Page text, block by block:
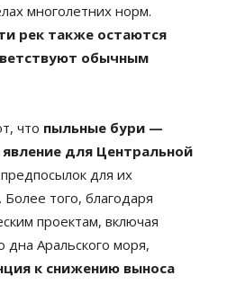
многолетних норм.
рек также остаются
обычным
что пыльные бури —
для Центральной
для их
того, благодаря
проектам, включая
Аральского моря,
к снижению выноса